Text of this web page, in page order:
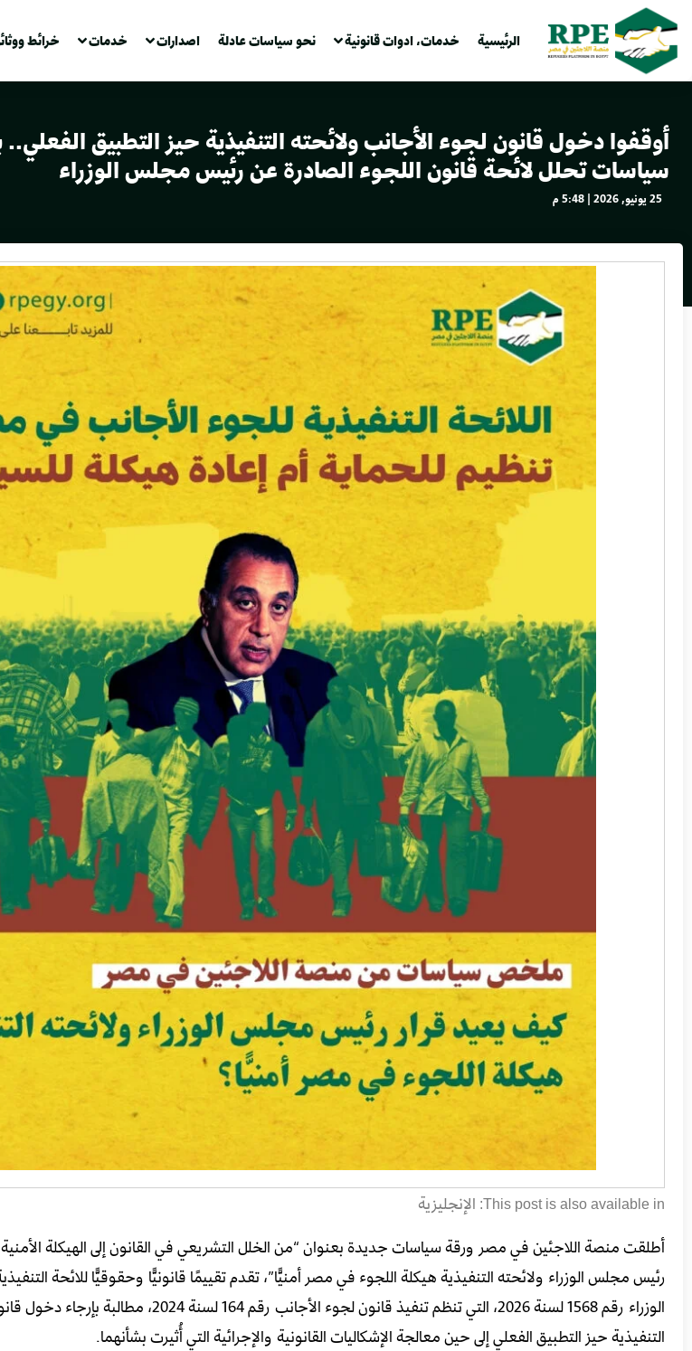
الرئيسية خدمات، ادوات قانونية نحو سياسات عادلة اصدارات خدمات خرائط
أوقفوا دخول قانون لجوء الأجانب ولائحته التنفيذية حيز التطبيق
سياسات تحلل لائحة قانون اللجوء الصادرة عن رئيس مجلس الوزراء
25 يونيو, 2026 | 5:48 م
This post is also available in: الإنجليزية
أطلقت منصة اللاجئين في مصر ورقة سياسات جديدة بعنوان “من الخلل التشريعي في القانون إلى الهيكلة
رئيس مجلس الوزراء ولائحته التنفيذية هيكلة اللجوء في مصر أمنيًّا”، تقدم تقييمًا قانونيًّا وحقوقيًّا للائحة
الوزراء رقم 1568 لسنة 2026، التي تنظم تنفيذ قانون لجوء
التنفيذية حيز التطبيق الفعلي إلى حين معالجة الإشكاليات القانونية والإجرائية التي أُثيرت بشأنهما.